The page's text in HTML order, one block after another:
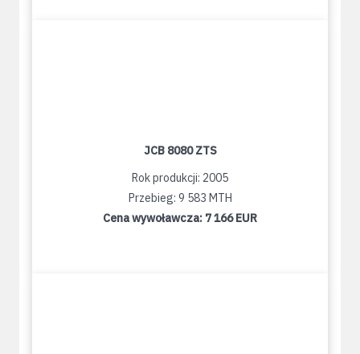
JCB 8080 ZTS
Rok produkcji: 2005
Przebieg: 9 583 MTH
Cena wywoławcza: 7 166 EUR